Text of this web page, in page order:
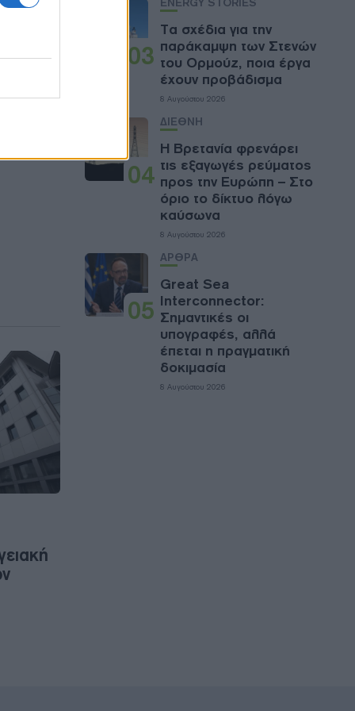
03
Τα σχέδια για την
παράκαμψη των Στενών
του Ορμούζ, ποια έργα
έχουν προβάδισμα
8 Αυγούστου 2026
04
ΔΙΕΘΝΗ
Η Βρετανία φρενάρει
τις εξαγωγές ρεύματος
προς την Ευρώπη – Στο
όριο το δίκτυο λόγω
καύσωνα
8 Αυγούστου 2026
05
ΑΡΘΡΑ
Great Sea
Interconnector:
Σημαντικές οι
υπογραφές, αλλά
έπεται η πραγματική
δοκιμασία
8 Αυγούστου 2026